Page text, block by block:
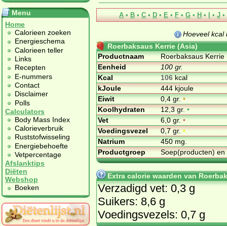
Menu
Home
Calorieen zoeken
Energieschema
Calorieen teller
Links
Recepten
E-nummers
Contact
Disclaimer
Polls
Calculators
Body Mass Index
Calorieverbruik
Ruststofwisseling
Energiebehoefte
Vetpercentage
Afslanktips
Diëten
Webshop
Boeken
A • B • C • D • E • F • G • H • I • J •
Hoeveel
Roerbaksaus Kerrie (Asia)
Productnaam
Roerbaksaus Kerrie
Eenheid
100 gr.
Kcal
106kcal
kJoule
444 kjoule
Eiwit
0,4 gr.•
Koolhydraten
12,3 gr.•
Vet
6,0 gr.•
Voedingsvezel
0,7 gr.•
Natrium
450 mg.
Productgroep
Soep(producten)
Extra calorie waarden van
Verzadigd vet: 0,3 g
Suikers: 8,6 g
Voedingsvezels: 0,7 g